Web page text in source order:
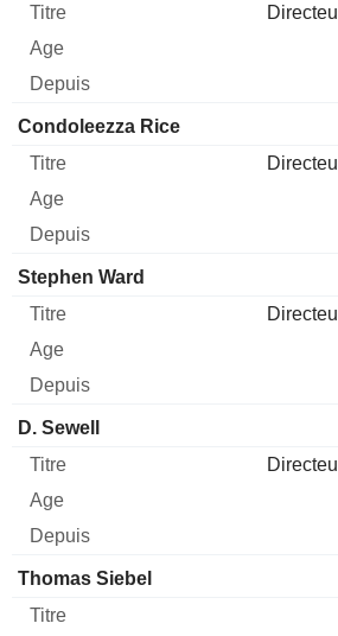
Condoleezza Rice
Stephen Ward
D. Sewell
Thomas Siebel